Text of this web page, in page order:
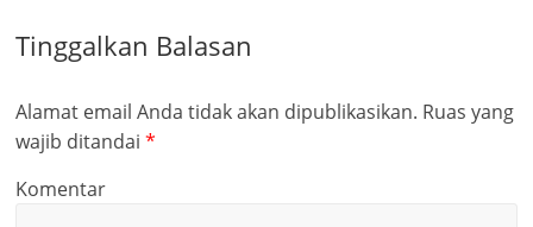
Tinggalkan Balasan
Alamat email Anda tidak akan dipublikasikan. Ruas yang
wajib ditandai*
Komentar